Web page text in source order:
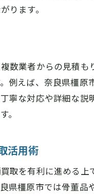
アート作
絵画買取
骨董品や掛軸
掛軸と骨
美術品を
ります。
数業者からの見積
例えば、奈良県橿
寧な対応や詳細な
。
活用術
取を有利に進める
県橿原市では骨董